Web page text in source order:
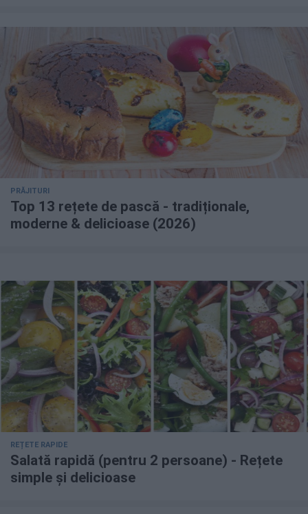
PRĂJITURI
Top 13 rețete de pască - tradiționale,
moderne & delicioase (2026)
REȚETE RAPIDE
Salată rapidă (pentru 2 persoane) - Rețete
simple și delicioase